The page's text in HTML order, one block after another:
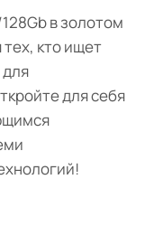
в золотом
кто ищет
для себя